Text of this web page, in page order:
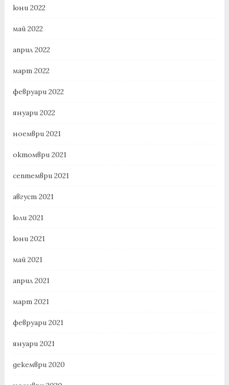
юни 2022
май 2022
април 2022
март 2022
февруари 2022
януари 2022
ноември 2021
октомври 2021
септември 2021
август 2021
юли 2021
юни 2021
май 2021
април 2021
март 2021
февруари 2021
януари 2021
декември 2020